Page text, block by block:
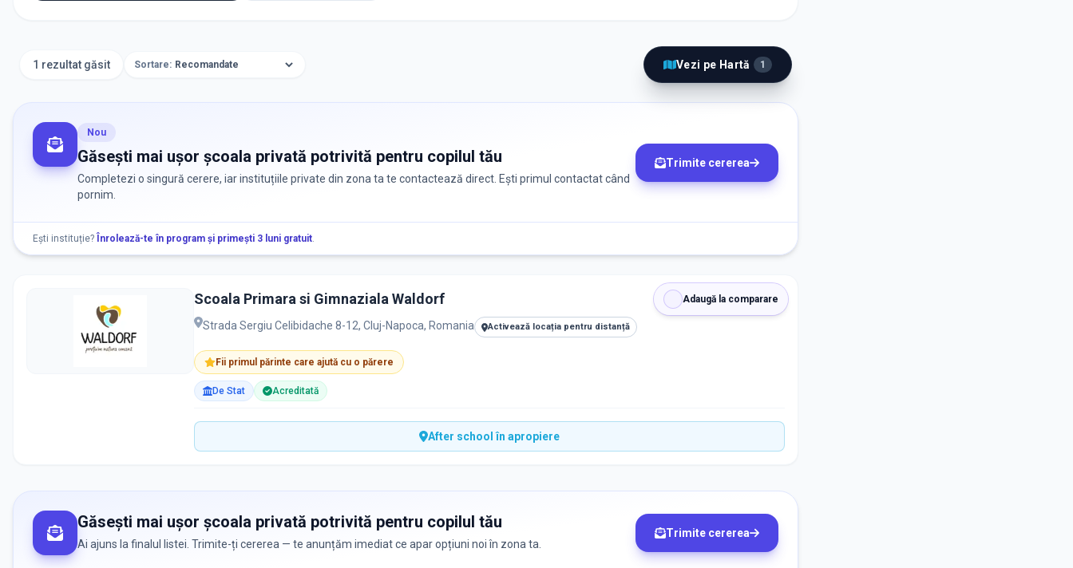
1 rezultat găsit Sortare: Vezi pe Hartă 1
Nou
Găsești mai ușor școala privată potrivită pentru copilul tău
Completezi o singură cerere, iar instituțiile private din zona ta te contactează direct. Ești primul contactat când
pornim.
Trimite cererea
Ești instituție? Înrolează-te în program și primești 3 luni gratuit.
Adaugă la comparare
Scoala Primara si Gimnaziala Waldorf
Strada Sergiu Celibidache 8-12, Cluj-Napoca, Romania Activează locația pentru distanță
Fii primul părinte care ajută cu o părere
De Stat Acreditată
After school în apropiere
Găsești mai ușor școala privată potrivită pentru copilul tău
Ai ajuns la finalul listei. Trimite-ți cererea — te anunțăm imediat ce apar opțiuni noi în zona ta.
Trimite cererea